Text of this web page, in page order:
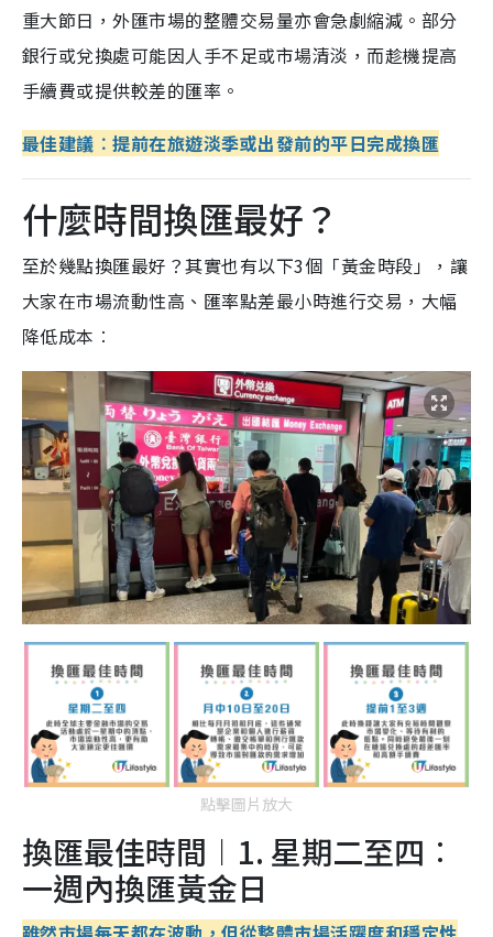
重大節日，外匯市場的整體交易量亦會急劇縮減。部分
銀行或兌換處可能因人手不足或市場清淡，而趁機提高
手續費或提供較差的匯率。
最佳建議︰提前在旅遊淡季或出發前的平日完成換匯
什麼時間換匯最好？
至於幾點換匯最好？其實也有以下3個「黃金時段」，讓
大家在市場流動性高、匯率點差最小時進行交易，大幅
降低成本︰
點擊圖片放大
換匯最佳時間︱1. 星期二至四︰
一週內換匯黃金日